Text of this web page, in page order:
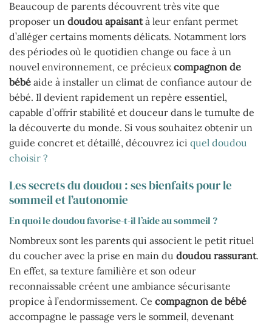
Beaucoup de parents découvrent très vite que
proposer un doudou apaisantà leur enfant permet
d’alléger certains moments délicats. Notamment lors
des périodes où le quotidien change ou face à un
nouvel environnement, ce précieux compagnon de
bébé aide à installer un climat de confiance autour de
bébé. Il devient rapidement un repère essentiel,
capable d’offrir stabilité et douceur dans le tumulte de
la découverte du monde. Si vous souhaitez obtenir un
guide concret et détaillé, découvrez ici quel doudou
choisir ?
Les secrets du doudou : ses bienfaits pour le
sommeil et l’autonomie
En quoi le doudou favorise-t-il l’aide au sommeil ?
Nombreux sont les parents qui associent le petit rituel
du coucher avec la prise en main du doudou rassurant.
En effet, sa texture familière et son odeur
reconnaissable créent une ambiance sécurisante
propice à l’endormissement. Ce compagnon de bébé
accompagne le passage vers le sommeil, devenant